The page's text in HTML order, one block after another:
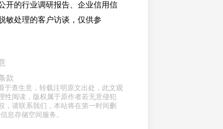
开的行业调研报告、企业信用信
敏处理的客户访谈，仅供参
款
于查生意，转载注明原文出处，此文观
性阅读，版权属于原作者若无意侵犯
，请联系我们，本站将在第一时间删
息存储空间服务。